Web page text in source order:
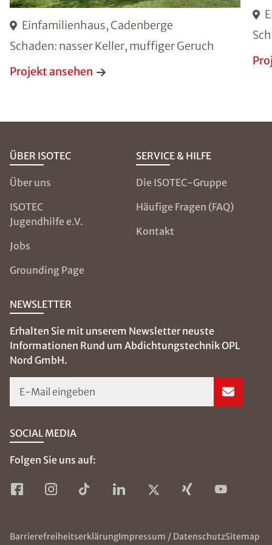
Einfamilienhaus, Cadenberge
Schaden: nasser Keller, muffiger Geruch
Projekt ansehen
ÜBER ISOTEC
Über uns
ISOTEC
Jugendhilfe e.V.
Jobs
Grounding Page
SERVICE & HILFE
Die ISOTEC-Gruppe
Häufige Fragen (FAQ)
Kontakt
NEWSLETTER
Erhalten Sie mit unserem Newsletter neuste
Informationen Rund um Abdichtungstechnik OPL
Nord GmbH.
E-Mail eingeben
SOCIAL MEDIA
Folgen Sie uns auf:
BarrierefreiheitserklärungImpressum / DatenschutzSitemap